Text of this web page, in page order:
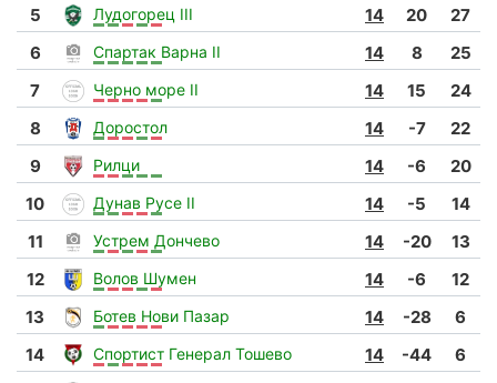
5
Лудогорец III 14 20
27
6
Спартак Варна II 14 8
25
7
Черно море II 14 15
24
8
Доростол 14 -7
22
9
Рилци 14 -6
20
10
Дунав Русе II 14 -5
14
11
Устрем Дончево 14 -20
13
12
Волов Шумен 14 -6
12
13
Ботев Нови Пазар 14 -28
6
14
Спортист Генерал Тошево 14 -44
6